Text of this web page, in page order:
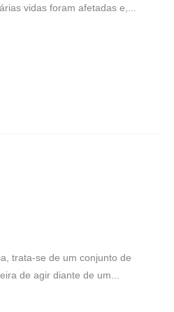
vidas foram afetadas e,...
trata-se de um conjunto de
de agir diante de um...